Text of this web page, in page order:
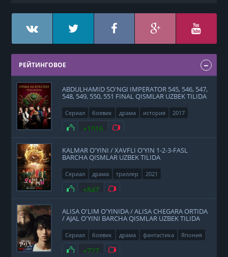
РЕЙТИНГОВОЕ
ABDULHAMID SO'NGI IMPERATOR 545, 546, 547,
548, 549, 550, 551 FINAL QISMLAR UZBEK TILIDA
Сериал боевик драма история 2017
Нравится
+1016 Не нравится
KALMAR O'YINI / XAVFLI O'YIN 1-2-3-FASL
BARCHA QISMLAR UZBEK TILIDA
Сериал драма триллер 2021
Нравится
+847 Не нравится
ALISA O'LIM O'YINIDA / ALISA CHEGARA ORTIDA
/ AJAL O'YINI BARCHA QISMLAR UZBEK TILIDA
Сериал боевик драма фантастика
Япония
2020
Нравится
+727 Не нравится